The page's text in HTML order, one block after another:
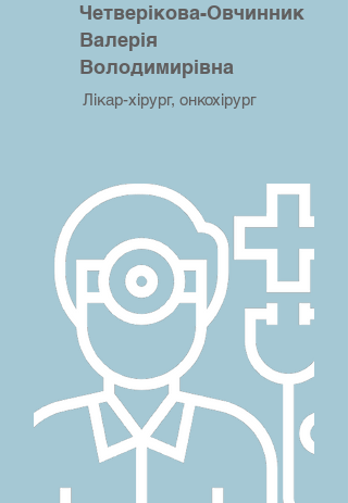
Четверікова-Овчинник
Валерія
Володимирівна
Лікар-хірург, онкохірург